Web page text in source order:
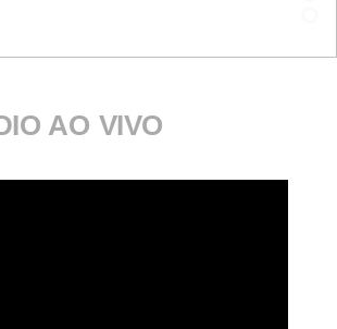
AO VIVO